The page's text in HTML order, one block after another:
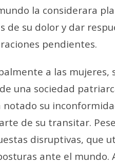
la considerara
de su dolor y dar
pendientes.
a las mujeres,
una sociedad
notado su
de su transitar.
disruptivas, que
ante el mundo.